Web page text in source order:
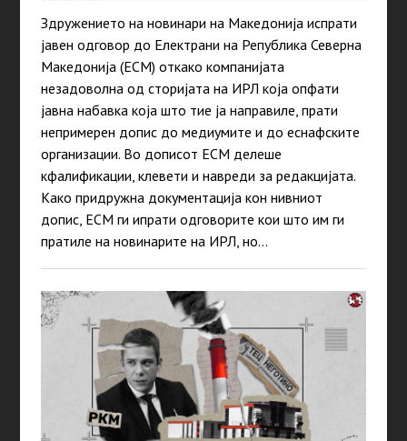
Здружението на новинари на Македонија испрати
јавен одговор до Електрани на Република Северна
Македонија (ЕСМ) откако компанијата
незадоволна од сторијата на ИРЛ која опфати
јавна набавка која што тие ја направиле, прати
непримерен допис до медиумите и до еснафските
организации. Во дописот ЕСМ делеше
кфалификации, клевети и навреди за редакцијата.
Како придружна документација кон нивниот
допис, ЕСМ ги ипрати одговорите кои што им ги
пратиле на новинарите на ИРЛ, но…